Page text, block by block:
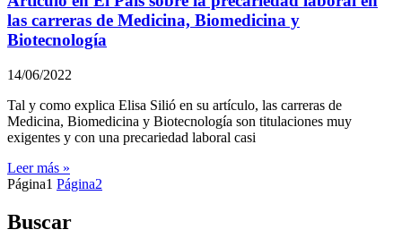
las carreras de Medicina, Biomedicina y
Biotecnología
14/06/2022
Tal y como explica Elisa Silió en su artículo, las carreras de
Medicina, Biomedicina y Biotecnología son titulaciones muy
exigentes y con una precariedad laboral casi
Leer más »
Página1 Página2
Buscar